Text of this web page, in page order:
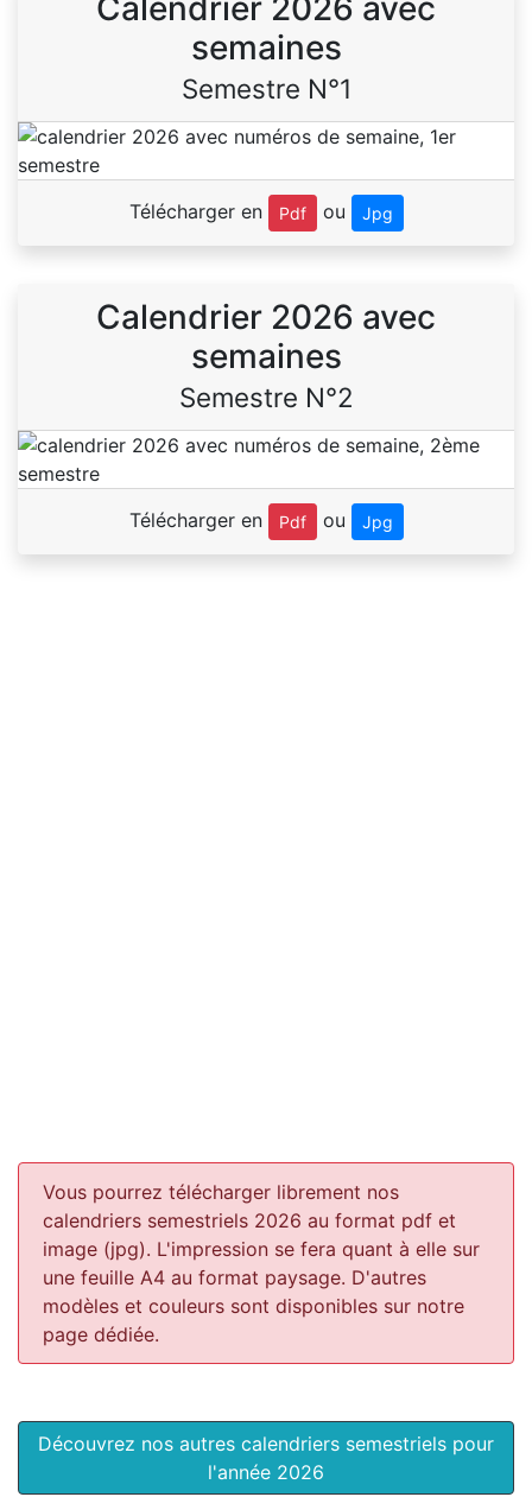
Calendrier 2026 avec
semaines
Semestre N°1
Télécharger en Pdf ou Jpg
Calendrier 2026 avec
semaines
Semestre N°2
Télécharger en Pdf ou Jpg
Vous pourrez télécharger librement nos
calendriers semestriels 2026 au format pdf et
image (jpg). L'impression se fera quant à elle sur
une feuille A4 au format paysage. D'autres
modèles et couleurs sont disponibles sur notre
page dédiée.
Découvrez nos autres calendriers semestriels pour
l'année 2026